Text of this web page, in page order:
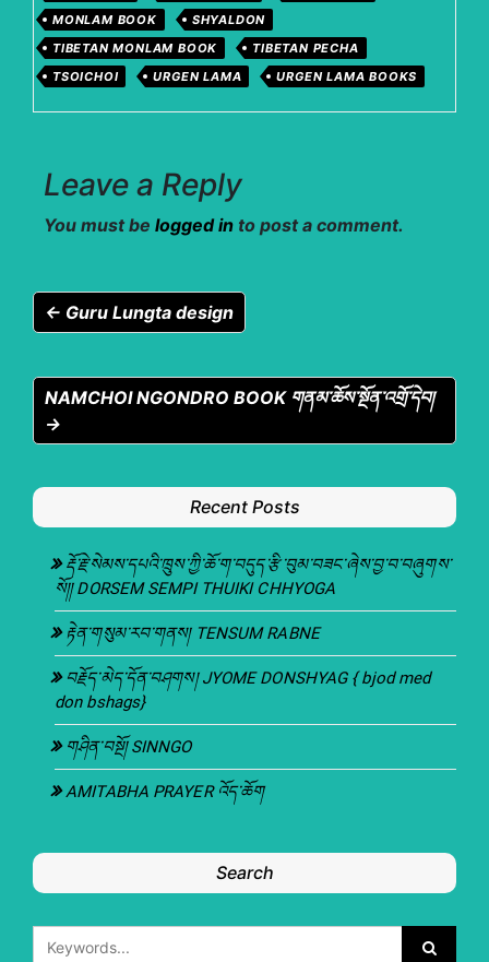
MONLAM BOOK
SHYALDON
TIBETAN MONLAM BOOK
TIBETAN PECHA
TSOICHOI
URGEN LAMA URGEN LAMA BOOKS
Leave a Reply
You must be logged in to post a comment.
← Guru Lungta design
NAMCHOI NGONDRO BOOK གནམ་ཆོས་སྔོན་འགྲོ་དེབ།
→
Recent Posts
རྡོ་རྗེ་སེམས་དཔའི་ཁྲུས་ཀྱི་ཆོ་ག་བདུད་རྩི་བུམ་བཟང་ཞེས་བྱ་བ་བཞུགས་
སོ།། DORSEM SEMPI THUIKI CHHYOGA
རྟེན་གསུམ་རབ་གནས། TENSUM RABNE
བརྗོད་མེད་དོན་བཤགས། JYOME DONSHYAG { bjod med
don bshags}
གཤིན་བསྔོ། SINNGO
AMITABHA PRAYER འོད་ཆོག
Search